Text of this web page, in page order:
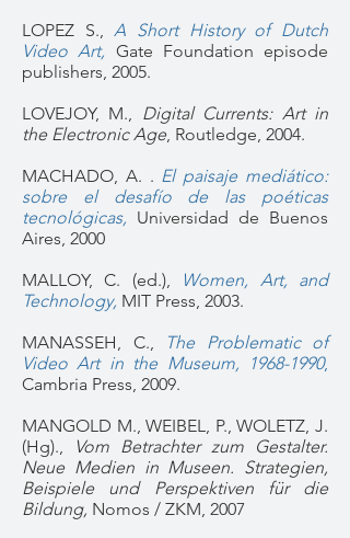
LOPEZ S.,A Short History of Dutch
Video Art, Gate Foundation episode
publishers, 2005.
LOVEJOY, M., Digital Currents: Art in
the Electronic Age, Routledge, 2004.
MACHADO, A. . El paisaje mediático:
sobre el desafío de las poéticas
tecnológicas, Universidad de Buenos
Aires, 2000​
MALLOY, C. (ed.),
Women, Art, and
Technology, MIT Press, 2003.
MANASSEH, C.,
The Problematic of
Video Art in the Museum, 1968-1990,
Cambria Press, 2009.
MANGOLD M., WEIBEL, P., WOLETZ, J.
(Hg).,
Vom Betrachter zum Gestalter.
Neue Medien in Museen. Strategien,
Beispiele und Perspektiven für die
Bildung, Nomos / ZKM, 2007